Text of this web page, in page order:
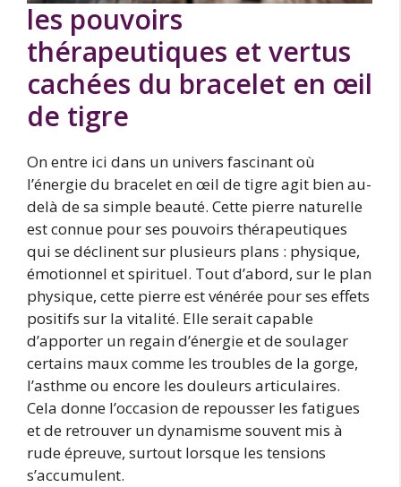
les pouvoirs
thérapeutiques et vertus
cachées du bracelet en œil
de tigre
On entre ici dans un univers fascinant où
l’énergie du bracelet en œil de tigre agit bien au-
delà de sa simple beauté. Cette pierre naturelle
est connue pour ses pouvoirs thérapeutiques
qui se déclinent sur plusieurs plans : physique,
émotionnel et spirituel. Tout d’abord, sur le plan
physique, cette pierre est vénérée pour ses effets
positifs sur la vitalité. Elle serait capable
d’apporter un regain d’énergie et de soulager
certains maux comme les troubles de la gorge,
l’asthme ou encore les douleurs articulaires.
Cela donne l’occasion de repousser les fatigues
et de retrouver un dynamisme souvent mis à
rude épreuve, surtout lorsque les tensions
s’accumulent.